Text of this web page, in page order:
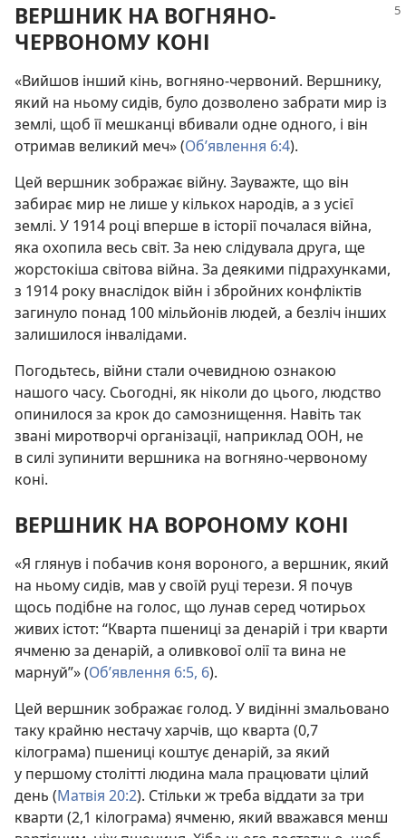
ВЕРШНИК НА ВОГНЯНО-
ЧЕРВОНОМУ КОНІ
«Вийшов інший кінь, вогняно-червоний. Вершнику,
який на ньому сидів, було дозволено забрати мир із
землі, щоб її мешканці вбивали одне одного, і він
отримав великий меч» (Об’явлення 6:4).
Цей вершник зображає війну. Зауважте, що він
забирає мир не лише у кількох народів, а з усієї
землі. У 1914 році вперше в історії почалася війна,
яка охопила весь світ. За нею слідувала друга, ще
жорстокіша світова війна. За деякими підрахунками,
з 1914 року внаслідок війн і збройних конфліктів
загинуло понад 100 мільйонів людей, а безліч інших
залишилося інвалідами.
Погодьтесь, війни стали очевидною ознакою
нашого часу. Сьогодні, як ніколи до цього, людство
опинилося за крок до самознищення. Навіть так
звані миротворчі організації, наприклад ООН, не
в силі зупинити вершника на вогняно-червоному
коні.
ВЕРШНИК НА ВОРОНОМУ КОНІ
«Я глянув і побачив коня вороного, а вершник, який
на ньому сидів, мав у своїй руці терези. Я почув
щось подібне на голос, що лунав серед чотирьох
живих істот: “Кварта пшениці за денарій і три кварти
ячменю за денарій, а оливкової олії та вина не
марнуй”» (Об’явлення 6:5, 6).
Цей вершник зображає голод. У видінні змальовано
таку крайню нестачу харчів, що кварта (0,7
кілограма) пшениці коштує денарій, за який
у першому столітті людина мала працювати цілий
день (Матвія 20:2). Стільки ж треба віддати за три
кварти (2,1 кілограма) ячменю, який вважався менш